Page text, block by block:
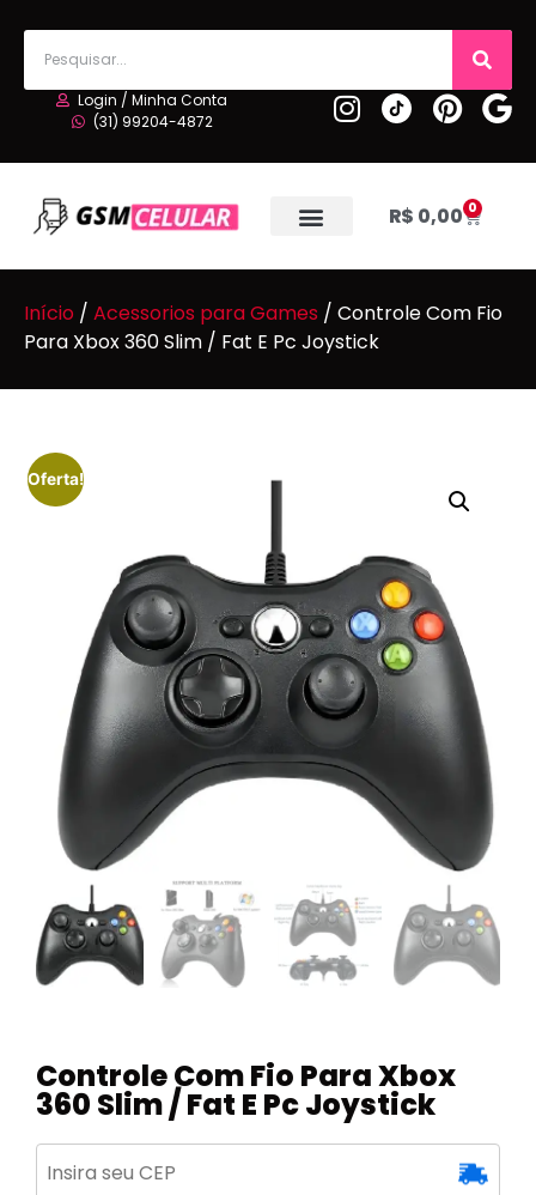
Login / Minha Conta
(31) 99204-4872
R$ 0,00 0
Início / Acessorios para Games / Controle Com Fio
Para Xbox 360 Slim / Fat E Pc Joystick
Oferta!
Controle Com Fio Para Xbox
360 Slim / Fat E Pc Joystick